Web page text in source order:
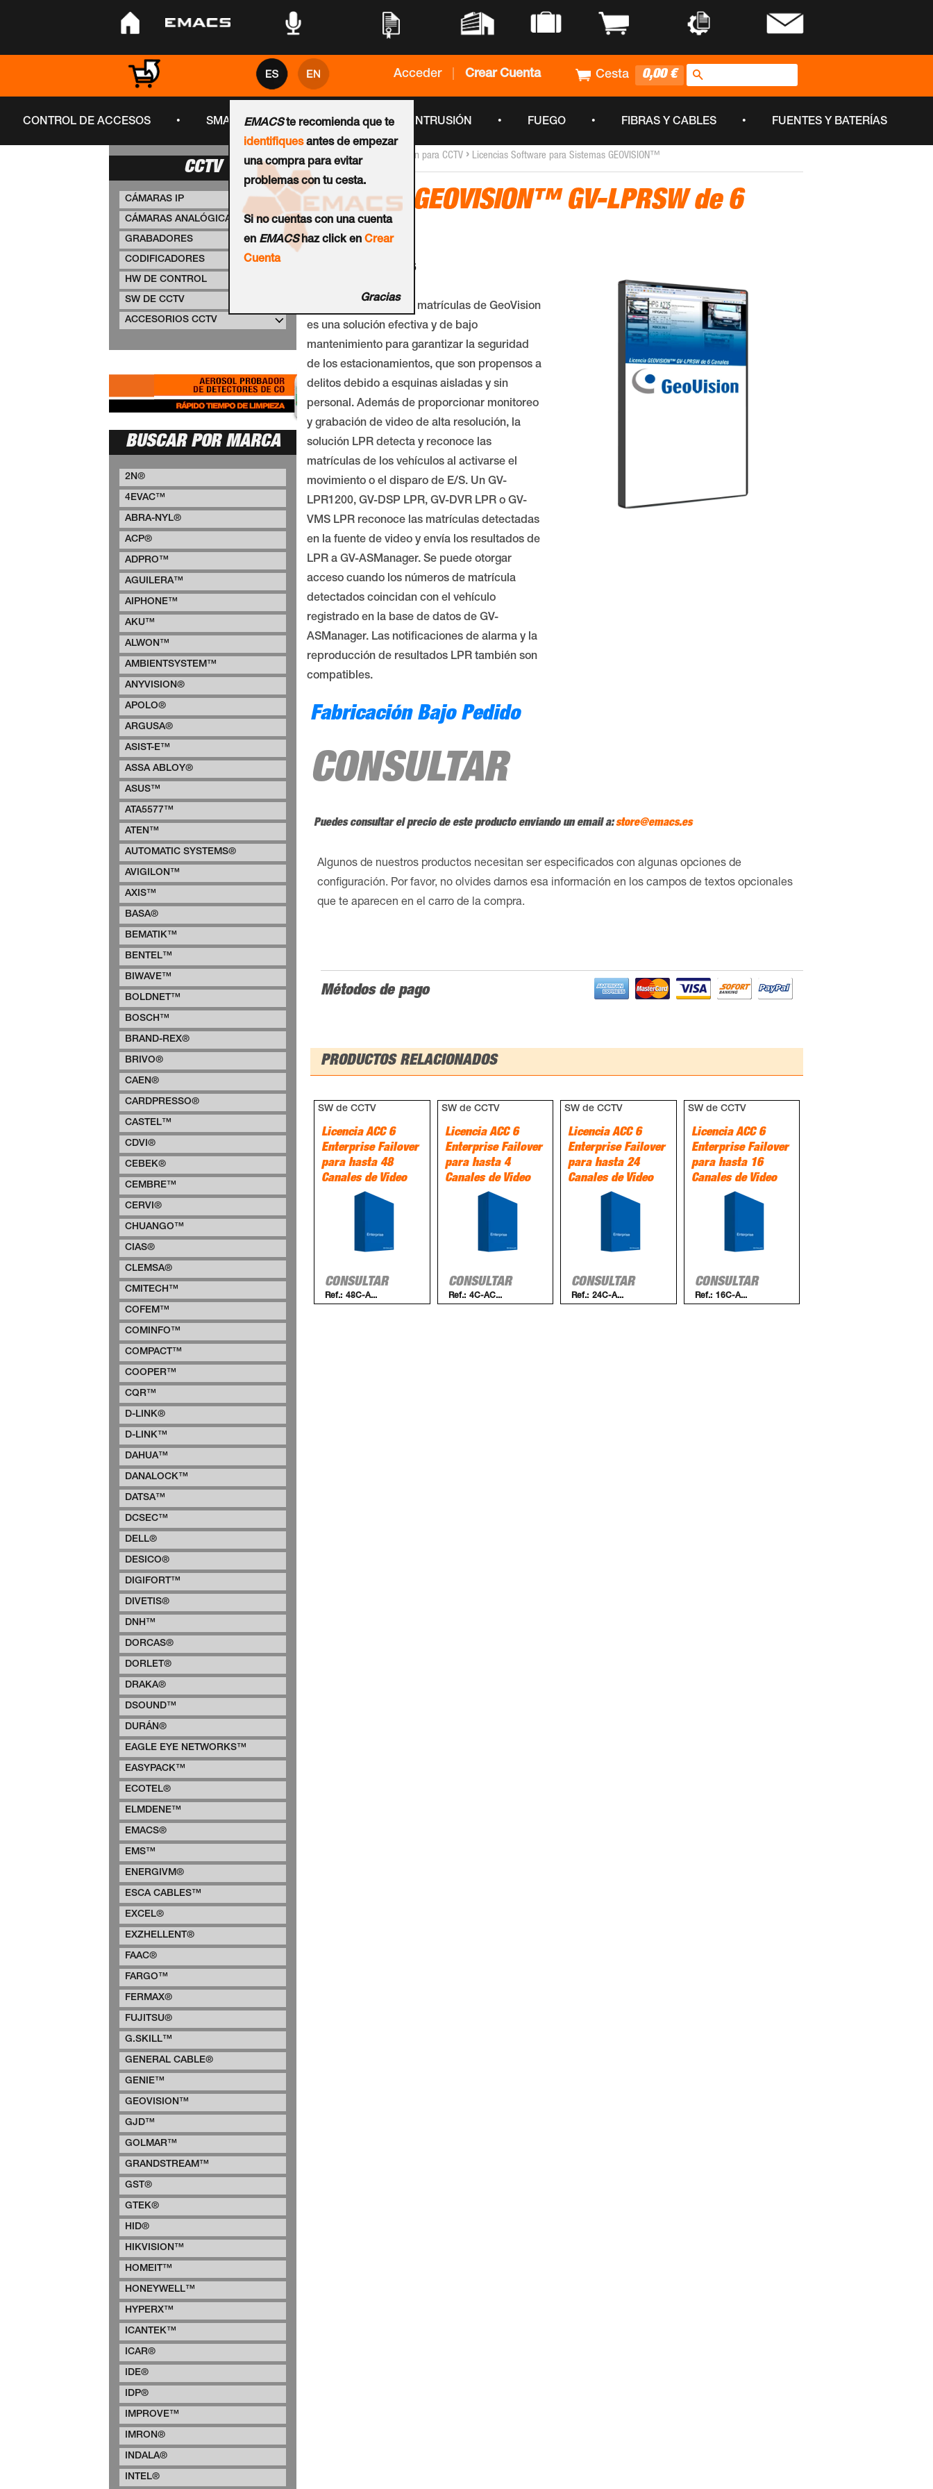
•
Acceder Crear Cuenta Cesta 0,00 €
EMACSte recomienda que te
identifiquesantes de empezar
una compra para evitar
problemas con tu cesta.
Si no cuentas con una cuenta
en EMACShaz click enCrear
Cuenta
Gracias
CONTROL DE ACCESOS • SMART CITY • CCTV • INTRUSIÓN • FUEGO • FIBRAS Y CABLES • FUENTES Y BATERÍAS
CCTV
CÁMARAS IP
CÁMARAS ANALÓGICAS
GRABADORES
CODIFICADORES
HW DE CONTROL
SW DE CCTV
ACCESORIOS CCTV
BUSCAR POR MARCA
2N®
4EVAC™
ABRA-NYL®
ACP®
ADPRO™
AGUILERA™
AIPHONE™
AKU™
ALWON™
AMBIENTSYSTEM™
ANYVISION®
APOLO®
ARGUSA®
ASIST-E™
ASSA ABLOY®
ASUS™
ATA5577™
ATEN™
AUTOMATIC SYSTEMS®
AVIGILON™
AXIS™
BASA®
BEMATIK™
BENTEL™
BIWAVE™
BOLDNET™
BOSCH™
BRAND-REX®
BRIVO®
CAEN®
CARDPRESSO®
CASTEL™
CDVI®
CEBEK®
CEMBRE™
CERVI®
CHUANGO™
CIAS®
CLEMSA®
CMITECH™
COFEM™
COMINFO™
COMPACT™
COOPER™
CQR™
D-LINK®
D-LINK™
DAHUA™
DANALOCK™
DATSA™
DCSEC™
DELL®
DESICO®
DIGIFORT™
DIVETIS®
DNH™
DORCAS®
DORLET®
DRAKA®
DSOUND™
DURÁN®
EAGLE EYE NETWORKS™
EASYPACK™
ECOTEL®
ELMDENE™
EMACS®
EMS™
ENERGIVM®
ESCA CABLES™
EXCEL®
EXZHELLENT®
FAAC®
FARGO™
FERMAX®
FUJITSU®
G.SKILL™
GENERAL CABLE®
GENIE™
GEOVISION™
GJD™
GOLMAR™
GRANDSTREAM™
GST®
GTEK®
HID®
HIKVISION™
HOMEIT™
HONEYWELL™
HYPERX™
ICANTEK™
ICAR®
IDE®
IDP®
IMPROVE™
IMRON®
INDALA®
INTEL®
Inicio › Software de Gestión para CCTV › Licencias Software para Sistemas GEOVISION™
Licencia GEOVISION™ GV-LPRSW de 6
Canales
55-LPRPT-006
El reconocimiento de matrículas de GeoVision
es una solución efectiva y de bajo
mantenimiento para garantizar la seguridad
de los estacionamientos, que son propensos a
delitos debido a esquinas aisladas y sin
personal. Además de proporcionar monitoreo
y grabación de video de alta resolución, la
solución LPR detecta y reconoce las
matrículas de los vehículos al activarse el
movimiento o el disparo de E/S. Un GV-
LPR1200, GV-DSP LPR, GV-DVR LPR o GV-
VMS LPR reconoce las matrículas detectadas
en la fuente de video y envía los resultados de
LPR a GV-ASManager. Se puede otorgar
acceso cuando los números de matrícula
detectados coincidan con el vehículo
registrado en la base de datos de GV-
ASManager. Las notificaciones de alarma y la
reproducción de resultados LPR también son
compatibles.
Fabricación Bajo Pedido
CONSULTAR
Puedes consultar el precio de este producto enviando un email a:store@emacs.es
Algunos de nuestros productos necesitan ser especificados con algunas opciones de
configuración. Por favor, no olvides darnos esa información en los campos de textos opcionales
que te aparecen en el carro de la compra.
Métodos de pago
PRODUCTOS RELACIONADOS
SW de CCTV
Licencia ACC 6
Enterprise Failover
para hasta 48
Canales de Video
CONSULTAR
Ref.: 48C-A...
SW de CCTV
Licencia ACC 6
Enterprise Failover
para hasta 4
Canales de Video
CONSULTAR
Ref.: 4C-AC...
SW de CCTV
Licencia ACC 6
Enterprise Failover
para hasta 24
Canales de Video
CONSULTAR
Ref.: 24C-A...
SW de CCTV
Licencia ACC 6
Enterprise Failover
para hasta 16
Canales de Video
CONSULTAR
Ref.: 16C-A...